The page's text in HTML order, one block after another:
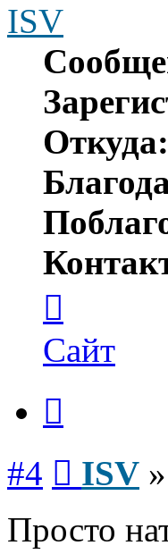
ISV
Откуда:
пользователя
ISV
Сайт
#4 ISV »
Просто